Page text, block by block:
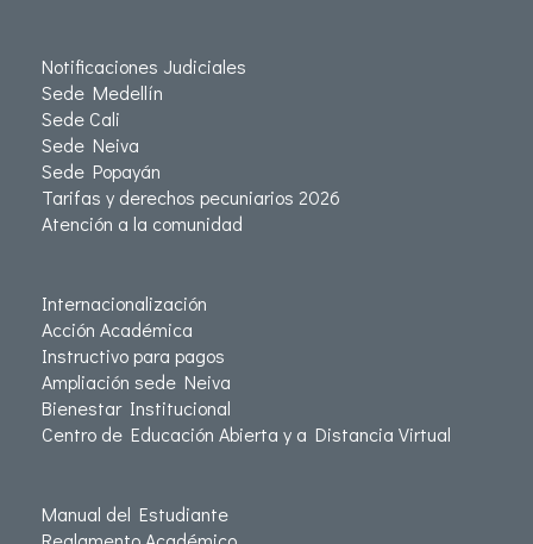
Notificaciones Judiciales
Sede Medellín
Sede Cali
Sede Neiva
Sede Popayán
Tarifas y derechos pecuniarios 2026
Atención a la comunidad
Internacionalización
Acción Académica
Instructivo para pagos
Ampliación sede Neiva
Bienestar Institucional
Centro de Educación Abierta y a Distancia Virtual
Manual del Estudiante